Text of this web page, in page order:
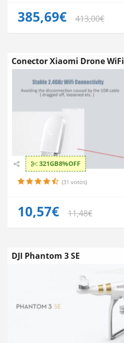
385,69€ 413,00€
Conector Xiaomi Drone WiFi
321GB8%OFF
(31 votos)
10,57€ 11,48€
DJI Phantom 3 SE